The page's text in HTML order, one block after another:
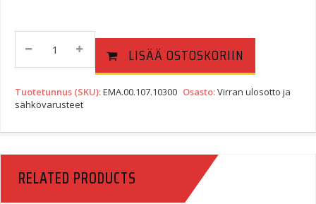
Virranulosotto
-
Mini-
LISÄÄ OSTOSKORIIN
Tuotetunnus (SKU):EMA.00.107.10300 Osasto:Virran ulosotto ja
sähkövarusteet
RELATED PRODUCTS